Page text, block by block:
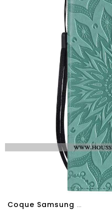
Coque Samsung Galaxy A70s Protection Cuir Étoile Fluide Doux Clamshell Étui Verte